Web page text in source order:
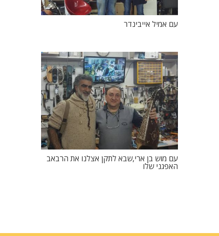
עם אמיל אייבינדר
עם מוש בן ארי,שבא לתקן אצלנו את הרבאב
האפגני שלו